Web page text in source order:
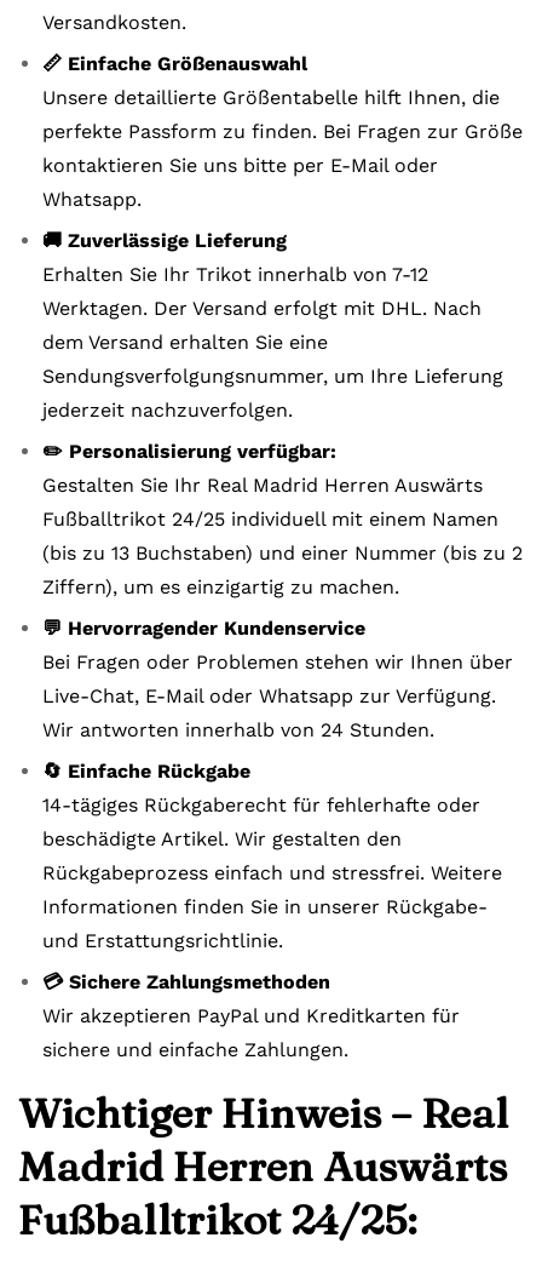
Versandkosten.
📏 Einfache Größenauswahl
Unsere detaillierte Größentabelle hilft Ihnen, die
perfekte Passform zu finden. Bei Fragen zur Größe
kontaktieren Sie uns bitte per E-Mail oder
Whatsapp.
🚚 Zuverlässige Lieferung
Erhalten Sie Ihr Trikot innerhalb von 7-12
Werktagen. Der Versand erfolgt mit DHL. Nach
dem Versand erhalten Sie eine
Sendungsverfolgungsnummer, um Ihre Lieferung
jederzeit nachzuverfolgen.
✏️ Personalisierung verfügbar:
Gestalten Sie Ihr Real Madrid Herren Auswärts
Fußballtrikot 24/25 individuell mit einem Namen
(bis zu 13 Buchstaben) und einer Nummer (bis zu 2
Ziffern), um es einzigartig zu machen.
💬 Hervorragender Kundenservice
Bei Fragen oder Problemen stehen wir Ihnen über
Live-Chat, E-Mail oder Whatsapp zur Verfügung.
Wir antworten innerhalb von 24 Stunden.
🔄 Einfache Rückgabe
14-tägiges Rückgaberecht für fehlerhafte oder
beschädigte Artikel. Wir gestalten den
Rückgabeprozess einfach und stressfrei. Weitere
Informationen finden Sie in unserer Rückgabe-
und Erstattungsrichtlinie.
💳 Sichere Zahlungsmethoden
Wir akzeptieren PayPal und Kreditkarten für
sichere und einfache Zahlungen.
Wichtiger Hinweis – Real
Madrid Herren Auswärts
Fußballtrikot 24/25: